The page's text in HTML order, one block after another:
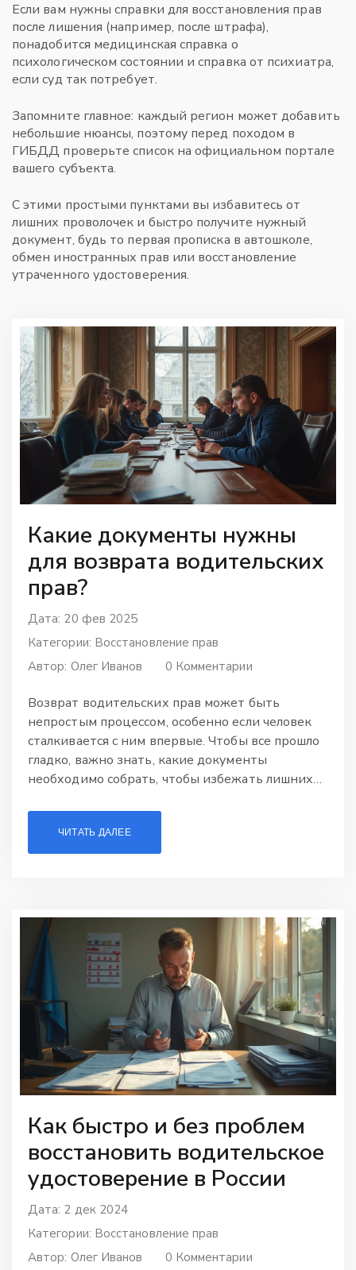
Если вам нужны справки для восстановления прав
после лишения (например, после штрафа),
понадобится медицинская справка о
психологическом состоянии и справка от психиатра,
если суд так потребует.
Запомните главное: каждый регион может добавить
небольшие нюансы, поэтому перед походом в
ГИБДД проверьте список на официальном портале
вашего субъекта.
С этими простыми пунктами вы избавитесь от
лишних проволочек и быстро получите нужный
документ, будь то первая прописка в автошколе,
обмен иностранных прав или восстановление
утраченного удостоверения.
Какие документы нужны
для возврата водительских
прав?
Дата: 20 фев 2025
Категории: Восстановление прав
Автор: Олег Иванов 0 Комментарии
Возврат водительских прав может быть
непростым процессом, особенно если человек
сталкивается с ним впервые. Чтобы все прошло
гладко, важно знать, какие документы
необходимо собрать, чтобы избежать лишних
основные этапы возврата прав, важные советы
для ускорения процесса и подводные камни, с
которыми может столкнуться водитель. Таким
проблем.
ЧИТАТЬ ДАЛЕЕ
Как быстро и без проблем
восстановить водительское
удостоверение в России
Дата: 2 дек 2024
Категории: Восстановление прав
Автор: Олег Иванов 0 Комментарии